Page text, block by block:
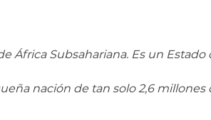
África Subsahariana. Es un
nación de tan solo 2,6